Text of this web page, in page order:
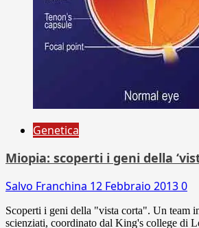
Genetica
Miopia: scoperti i geni della
Salvo Franchina 12 Febbraio 20130
Scoperti i geni della "vista corta". Un team
scienziati, coordinato dal King's college di